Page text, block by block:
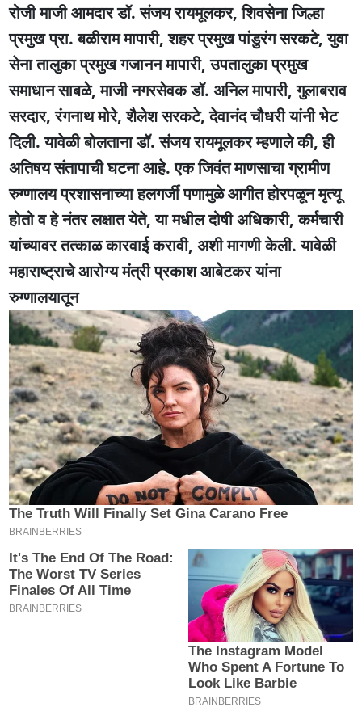
रोजी माजी आमदार डॉ. संजय रायमूलकर, शिवसेना जिल्हा
प्रमुख प्रा. बळीराम मापारी, शहर प्रमुख पांडुरंग सरकटे, युवा
सेना तालुका प्रमुख गजानन मापारी, उपतालुका प्रमुख
समाधान साबळे, माजी नगरसेवक डॉ. अनिल मापारी, गुलाबराव
सरदार, रंगनाथ मोरे, शैलेश सरकटे, देवानंद चौधरी यांनी भेट
दिली. यावेळी बोलताना डॉ. संजय रायमूलकर म्हणाले की, ही
अतिषय संतापाची घटना आहे. एक जिवंत माणसाचा ग्रामीण
रुग्णालय प्रशासनाच्या हलगर्जी पणामुळे आगीत होरपळून मृत्यू
होतो व हे नंतर लक्षात येते, या मधील दोषी अधिकारी, कर्मचारी
यांच्यावर तत्काळ कारवाई करावी, अशी मागणी केली. यावेळी
महाराष्ट्राचे आरोग्य मंत्री प्रकाश आबेटकर यांना
रुग्णालयातून